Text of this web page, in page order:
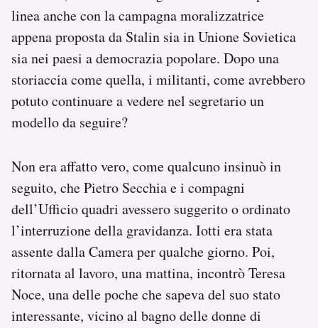
linea anche con la campagna moralizzatrice
appena proposta da Stalin sia in Unione Sovietica
sia nei paesi a democrazia popolare. Dopo una
storiaccia come quella, i militanti, come avrebbero
potuto continuare a vedere nel segretario un
modello da seguire?
Non era affatto vero, come qualcuno insinuò in
seguito, che Pietro Secchia e i compagni
dell’Ufficio quadri avessero suggerito o ordinato
l’interruzione della gravidanza. Iotti era stata
assente dalla Camera per qualche giorno. Poi,
ritornata al lavoro, una mattina, incontrò Teresa
Noce, una delle poche che sapeva del suo stato
interessante, vicino al bagno delle donne di